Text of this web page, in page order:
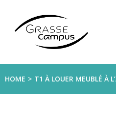
HOME T1 À LOUER MEUBLÉ À